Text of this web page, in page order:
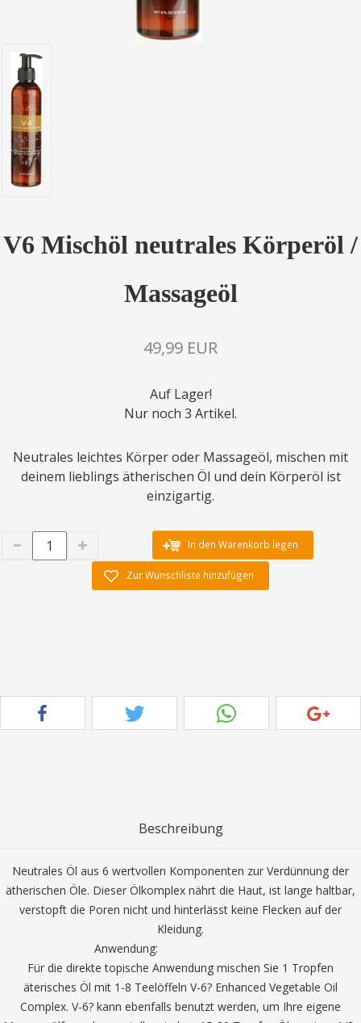
V6 Mischöl neutrales Körperöl /
Massageöl
49,99 EUR
Auf Lager!
Nur noch 3 Artikel.
Neutrales leichtes Körper oder Massageöl, mischen mit
deinem lieblings ätherischen Öl und dein Körperöl ist
einzigartig.
In den Warenkorb legen
Zur Wunschliste hinzufügen
Beschreibung
Neutrales Öl aus 6 wertvollen Komponenten zur Verdünnung der
ätherischen Öle. Dieser Ölkomplex nährt die Haut, ist lange haltbar,
verstopft die Poren nicht und hinterlässt keine Flecken auf der
Kleidung.
Anwendung:
Für die direkte topische Anwendung mischen Sie 1 Tropfen
äterisches Öl mit 1-8 Teelöffeln V-6? Enhanced Vegetable Oil
Complex. V-6? kann ebenfalls benutzt werden, um Ihre eigene